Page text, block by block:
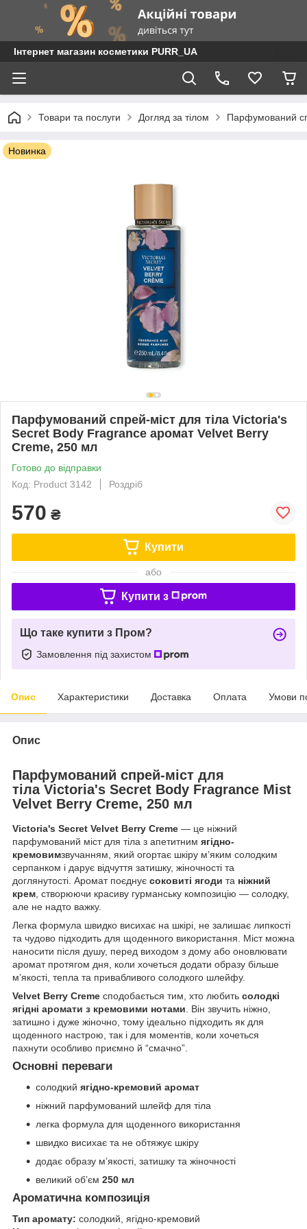
Інтернет магазин косметики PURR_UA
Товари та послуги Догляд за тілом Парфумований
Новинка
Парфумований спрей-міст для тіла Victoria's
Secret Body Fragrance аромат Velvet Berry
Creme, 250 мл
Готово до відправки
Код: Product 3142
Роздріб
570 ₴
Купити
або
Купити з
Що таке купити з Пром?
Замовлення під захистом
Опис Характеристики Доставка Оплата Умови
Опис
Парфумований спрей-міст для
тіла Victoria's Secret Body Fragrance Mist
Velvet Berry Creme, 250 мл
Victoria's Secret Velvet Berry Creme — це ніжний
парфумований міст для тіла з апетитним ягідно-
кремовимзвучанням, який огортає шкіру м’яким солодким
серпанком і дарує відчуття затишку, жіночності та
доглянутості. Аромат поєднує соковиті ягоди та ніжний
крем , створюючи красиву гурманську композицію — солодку,
але не надто важку.
Легка формула швидко висихає на шкірі, не залишає липкості
та чудово підходить для щоденного використання. Міст можна
наносити після душу, перед виходом з дому або оновлювати
аромат протягом дня, коли хочеться додати образу більше
м’якості, тепла та привабливого солодкого шлейфу.
Velvet Berry Creme сподобається тим, хто любить солодкі
ягідні аромати з кремовими нотами . Він звучить ніжно,
затишно і дуже жіночно, тому ідеально підходить як для
щоденного настрою, так і для моментів, коли хочеться
пахнути особливо приємно й “смачно”.
Основні переваги
солодкий ягідно-кремовий аромат
ніжний парфумований шлейф для тіла
легка формула для щоденного використання
швидко висихає та не обтяжує шкіру
додає образу м’якості, затишку та жіночності
великий об’єм 250 мл
Ароматична композиція
Тип аромату: солодкий, ягідно-кремовий